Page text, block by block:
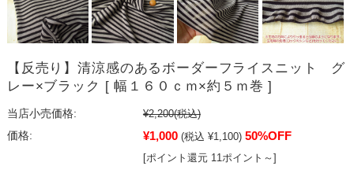
【反売り】清涼感のあるボーダーフライスニット グ
レー×ブラック [ 幅１６０ｃｍ×約５ｍ巻 ]
当店小売価格: ¥2,200(税込)
価格:
¥1,000 (税込 ¥1,100) 50%OFF
[ポイント還元 11ポイント～]